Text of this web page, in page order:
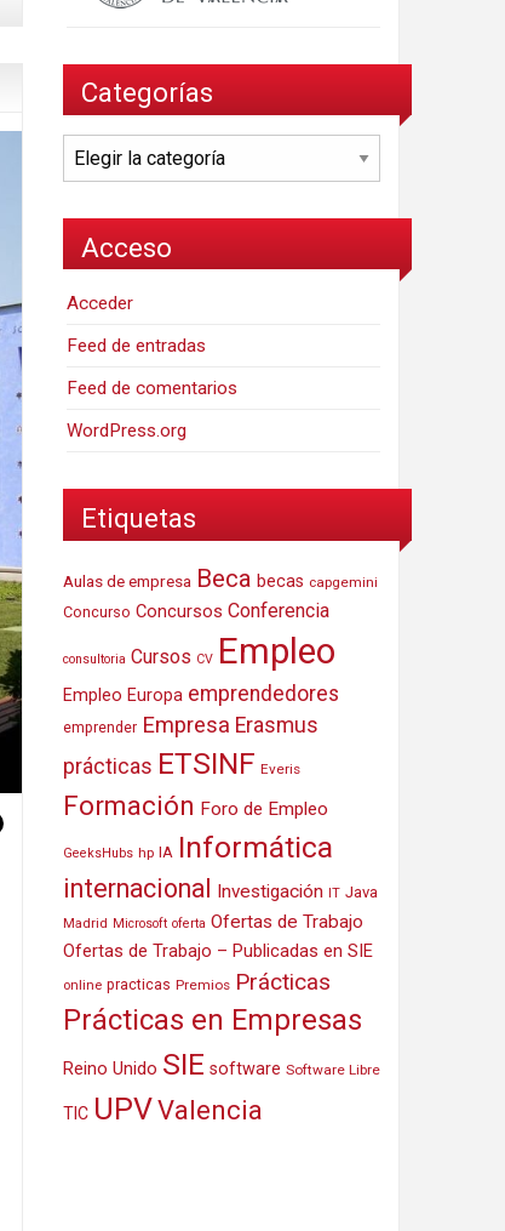
Categorías
Categorías
Acceso
Acceder
Feed de entradas
Feed de comentarios
WordPress.org
Etiquetas
Aulas de empresa Beca becas capgemini
Concurso Concursos Conferencia
consultoria Cursos CV Empleo
Empleo Europa emprendedores
emprender Empresa Erasmus
prácticas ETSINF Everis
Formación Foro de Empleo
GeeksHubs hp IA Informática
internacional Investigación IT Java
Madrid Microsoft oferta Ofertas de Trabajo
Ofertas de Trabajo – Publicadas en SIE
online practicas Premios Prácticas
Prácticas en Empresas
Reino Unido SIE software Software Libre
TIC UPVValencia